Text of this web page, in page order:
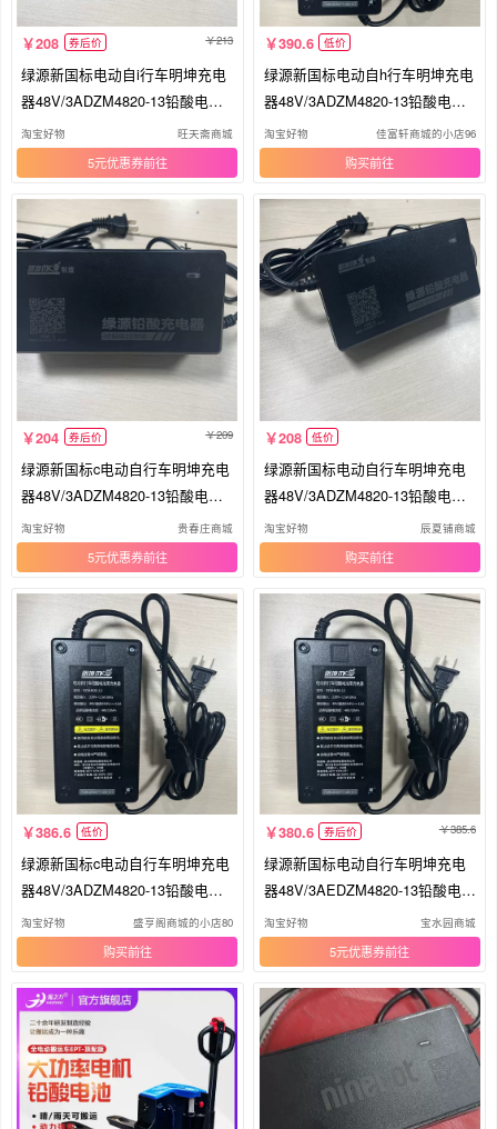
208 券后价 213
绿源新国标电动自i行车明坤充电
器48V/3ADZM4820-13铅酸电池
充电
淘宝好物 旺天斋商城
5元优惠券
390.6 低价
绿源新国标电动自h行车明坤充电
器48V/3ADZM4820-13铅酸电池
充电
淘宝好物 佳富轩商城的小店96
购买
204 券后价 209
绿源新国标c电动自行车明坤充电
器48V/3ADZM4820-13铅酸电池
充电
淘宝好物 贵春庄商城
5元优惠券
208 低价
绿源新国标电动自行车明坤充电
器48V/3ADZM4820-13铅酸电池
充电器
淘宝好物 辰夏铺商城
购买
386.6 低价
绿源新国标c电动自行车明坤充电
器48V/3ADZM4820-13铅酸电池
充电
淘宝好物 盛亨阁商城的小店80
购买
380.6 券后价 385.6
绿源新国标电动自行车明坤充电
器48V/3AEDZM4820-13铅酸电池
充电
淘宝好物 宝水园商城
5元优惠券